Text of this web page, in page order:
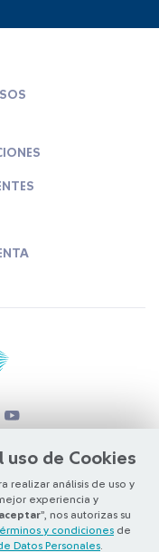
de Cookies
realizar análisis de uso y
experiencia y
aceptar”, nos autorizas su
y condiciones de
Datos Personales
2026